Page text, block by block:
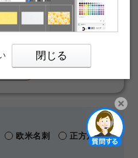
】
ジカード
欧米名刺
正方形名刺
印刷時に消えますのでご
閉じる
開く